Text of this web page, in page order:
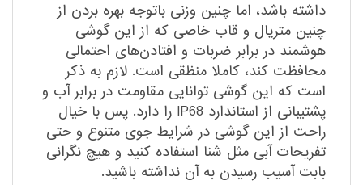
داشته باشد، اما چنین وزنی با‌توجه بهره بردن از
چنین متریال و قاب خاصی که از این گوشی
هوشمند در برابر ضربات و افتادن‌های احتمالی
محافظت کند، کاملا منظقی است. لازم به ذکر
است که این گوشی توانایی مقاومت در برابر آب و
پشتیبانی از استاندارد IP68 را دارد. پس ‌با خیال
راحت از این گوشی در شرایط جوی متنوع و حتی
تفریحات آبی مثل شنا استفاده کنید و هیچ نگرانی
بابت آسیب رسیدن به آن نداشته باشید.